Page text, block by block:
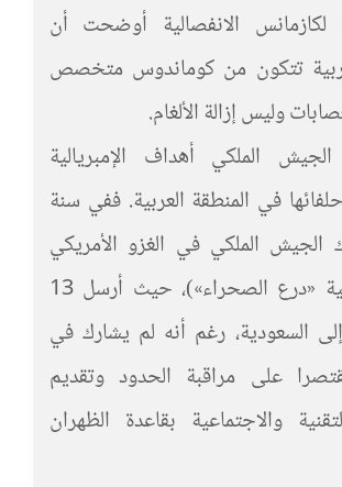
لكازمانس الانفصالية أوضحت أن
تتكون من كوماندوس متخصص
وليس إزالة الألغام.
الملكي أهداف الإمبريالية
في المنطقة العربية. ففي سنة
شارك الجيش الملكي في الغزو الأمريكي
للعراق (عملية «درع الصحراء»)، حيث أرسل 13
السعودية، رغم أنه لم يشارك في
على مراقبة الحدود وتقديم
والاجتماعية بقاعدة الظهران